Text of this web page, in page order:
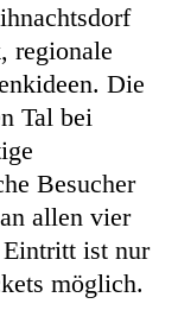
regionale
Die
Tal bei
Besucher
allen vier
Eintritt ist nur
möglich.